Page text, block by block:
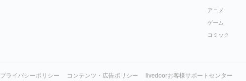
アニメ
ゲーム
コミック
プライバシーポリシー コンテンツ・広告ポリシー livedoorお客様サポートセンター